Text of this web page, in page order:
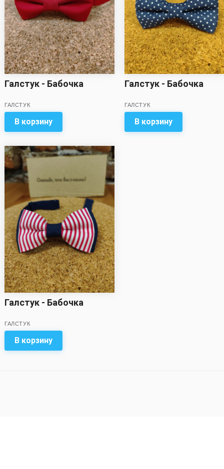
Галстук - Бабочка
ГАЛСТУК
В корзину
Галстук - Бабочка
ГАЛСТУК
В корзину
Галстук - Бабочка
ГАЛСТУК
В корзину